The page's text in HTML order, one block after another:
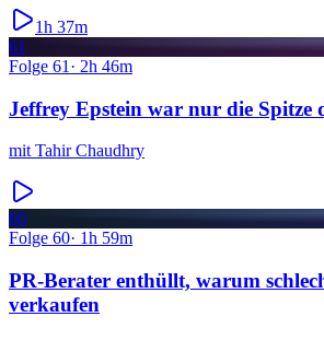
1h 37m
61
Folge 61 · 2h 46m
Jeffrey Epstein war nur die Spitze
mit Tahir Chaudhry
60
Folge 60· 1h 59m
PR-Berater enthüllt, warum
verkaufen